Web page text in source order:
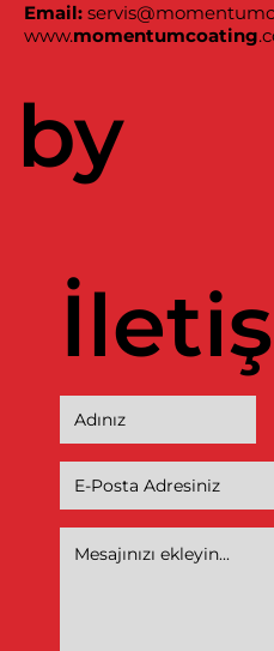
Email:
www.momentumcoating
by